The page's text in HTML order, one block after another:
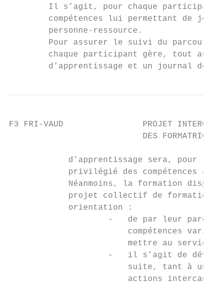
Il s’agit, pour chaque
compétences lui permettant de
        personne-ressource.
Pour assurer le suivi du parcours
chaque participant gère, tout au
d’apprentissage et un journal de
F3 FRI-VAUD                PROJET
DES
d’apprentissage sera, pour
privilégié des compétences
Néanmoins, la formation
projet collectif de
            orientation :
-   de par leur
compétences
mettre au service
-   il s’agit de
suite, tant à un
actions